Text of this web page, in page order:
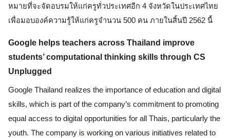
หมายที่จะจัดอบรมให้แก่ครูทั่วประเทศอีก 4 จังหวัดในประเทศไทย
เพื่อมอบองค์ความรู้ให้แก่ครูจำนวน 500 คน ภายในสิ้นปี 2562 นี้
Google helps teachers across Thailand improve
students’ computational thinking skills through CS
Unplugged
Google Thailand realizes the importance of education and digital
skills, which is part of the company’s commitment to promoting
equal access to digital opportunities for all Thais, particularly the
youth. The company is working on various initiatives related to